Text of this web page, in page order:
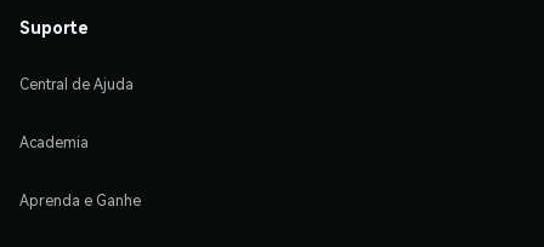
Suporte
Central de Ajuda
Academia
Aprenda e Ganhe